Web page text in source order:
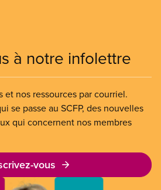
à notre infolettre
et nos ressources par courriel.
se passe au SCFP, des nouvelles
qui concernent nos membres
vous